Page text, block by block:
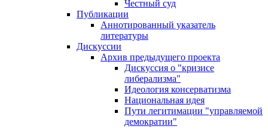
Честный суд
Публикации
Аннотированный указатель
литературы
Дискуссии
Архив предыдущего проекта
Дискуссия о "кризисе
либерализма"
Идеология консерватизма
Национальная идея
Пути легитимации "управляемой
демократии"